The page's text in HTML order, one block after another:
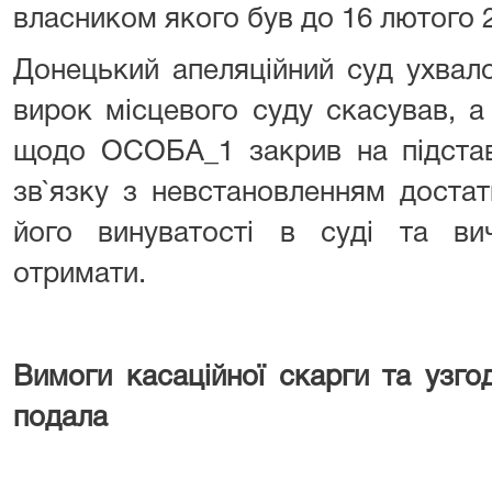
власником якого був до 16 лютого
Донецький апеляційний суд
вирок місцевого суду скасував,
щодо ОСОБА_1 закрив на
зв`язку з невстановленням
його винуватості в суді та
отримати.
Вимоги касаційної скарги та
подала